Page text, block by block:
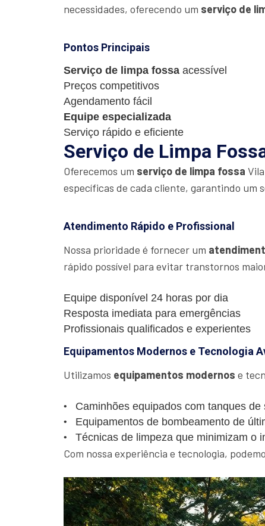
necessidades, oferecendo um serviço de
Pontos Principais
Serviço de limpa fossa acessível
Preços competitivos
Agendamento fácil
Equipe especializada
Serviço rápido e eficiente
Serviço de Limpa
Oferecemos um serviço de limpa fossa
específicas de cada cliente, garantindo um
Atendimento Rápido e Profissional
Nossa prioridade é fornecer um
rápido possível para evitar transtornos
Equipe disponível 24 horas por dia
Resposta imediata para emergências
Profissionais qualificados e experientes
Equipamentos Modernos e Tecnologia
Utilizamos equipamentos modernos e
Caminhões equipados com tanques
Equipamentos de bombeamento de
Técnicas de limpeza que minimizam o
Com nossa experiência e tecnologia,